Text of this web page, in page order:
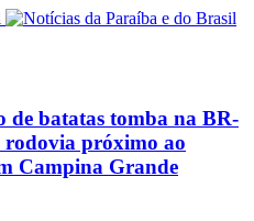
de batatas tomba na BR-
rodovia próximo ao
Campina Grande